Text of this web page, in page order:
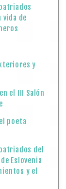
de
y
el III Salón
poeta
del
Eslovenia
y el